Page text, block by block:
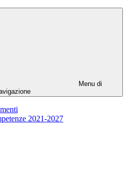
Menu di
2021-2027